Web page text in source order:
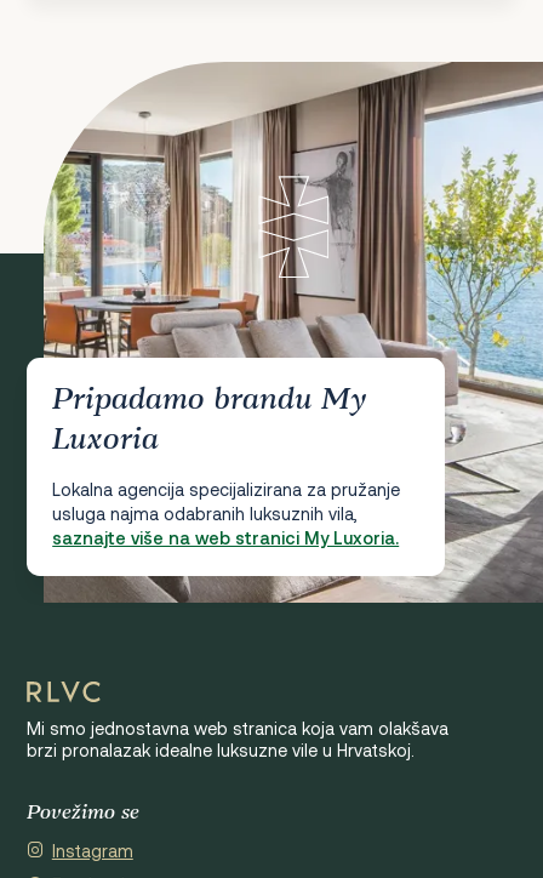
Pripadamo brandu My
Luxoria
Lokalna agencija specijalizirana za pružanje
usluga najma odabranih luksuznih vila,
saznajte više na web stranici My Luxoria.
Mi smo jednostavna web stranica koja vam olakšava
brzi pronalazak idealne luksuzne vile u Hrvatskoj.
Povežimo se
Instagram